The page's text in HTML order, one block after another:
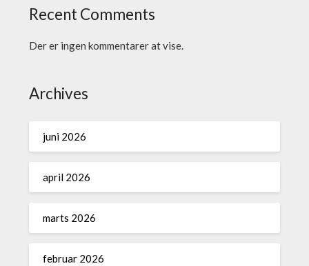
Recent Comments
Der er ingen kommentarer at vise.
Archives
juni 2026
april 2026
marts 2026
februar 2026